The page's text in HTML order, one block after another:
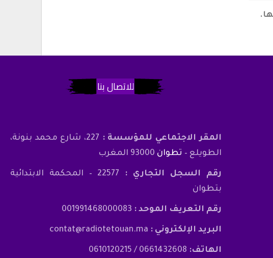
للاتصال بنا
المقر الاجتماعي للمؤسسة :
227، شارع محمد بنونة،
الطويلع – تطوان
رقم السجل التجاري :
22577 – المحكمة الابتدائية
بتطوان
رقم التعريف الموحد : 001991468000083
البريد الإلكتروني : contat@radiotetouan.ma
الهاتف: 0661432608 / 0610120215